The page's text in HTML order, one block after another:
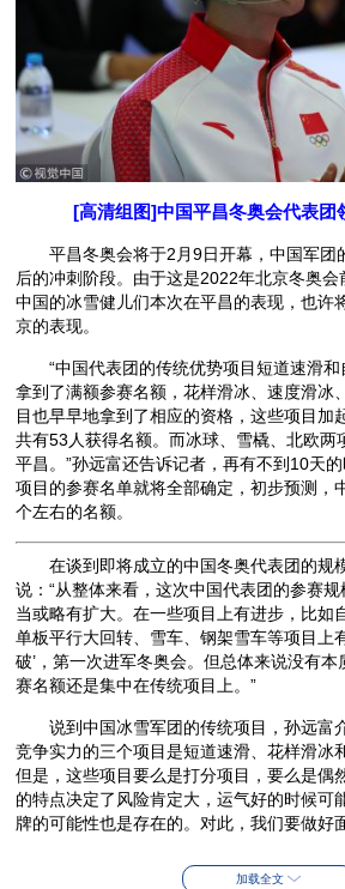
[高清组图]中国平昌冬奥会代表团
平昌冬奥会将于2月9日开幕，中国军团
后的冲刺阶段。由于这是2022年北京冬奥会
中国的冰雪健儿们本次在平昌的表现，也许
京的表现。
“中国代表团的传统优势项目短道速滑
拿到了满额参赛名额，花样滑冰、速度滑冰
目也早早地拿到了相应的资格，这些项目加
共有53人获得名额。而冰球、雪橇、北欧两
平昌。”孙远富还告诉记者，再有不到10天
项目的参赛名单就将全部确定，初步预测，
个左右的名额。
在谈到即将成立的中国冬奥代表团的规
说：“从整体来看，这次中国代表团的参赛
当或略有扩大。在一些项目上有进步，比如
单板平行大回转、雪车、钢架雪车等项目上
破’，第一次进军冬奥会。但总体来说没有
赛名额还是集中在传统项目上。”
说到中国冰雪军团的传统项目，孙远富
竞争实力的三个项目是短道速滑、花样滑冰
但是，这些项目要么是打分项目，要么是偶
的特点决定了风险肯定大，运气好的时候可
牌的可能性也是存在的。对此，我们要做好
加载全文